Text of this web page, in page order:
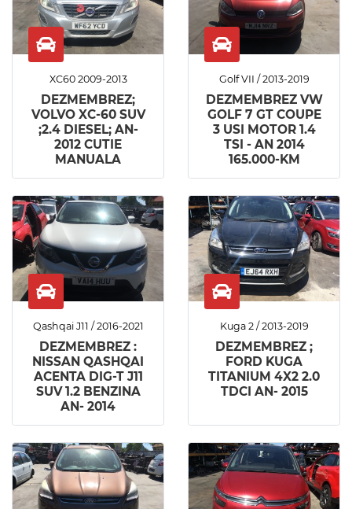
XC60 2009-2013
DEZMEMBREZ;
VOLVO XC-60 SUV
;2.4 DIESEL; AN-
2012 CUTIE
MANUALA
Golf VII / 2013-2019
DEZMEMBREZ VW
GOLF 7 GT COUPE
3 USI MOTOR 1.4
TSI - AN 2014
165.000-KM
Qashqai J11 / 2016-2021
DEZMEMBREZ :
NISSAN QASHQAI
ACENTA DIG-T J11
SUV 1.2 BENZINA
AN- 2014
Kuga 2 / 2013-2019
DEZMEMBREZ ;
FORD KUGA
TITANIUM 4X2 2.0
TDCI AN- 2015